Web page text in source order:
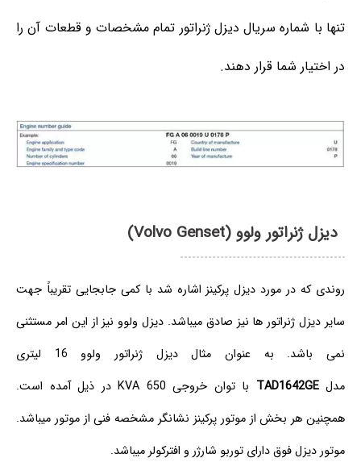
تنها با شماره سریال دیزل ژنراتور تمام مشخصات و قطعات آن را
در اختیار شما قرار دهند.
دیزل ژنراتور ولوو (Volvo Genset)
روندی که در مورد دیزل پرکینز اشاره شد با کمی جابجایی تقریباً جهت
سایر دیزل ژنراتور ها نیز صادق میباشد. دیزل ولوو نیز از این امر مستثنی
نمی باشد. به عنوان مثال دیزل ژنراتور ولوو 16 لیتری
مدلTAD1642GE
با توان خروجی 650 KVA در ذیل آمده است.
همچنین هر بخش از موتور پرکینز نشانگر مشخصه فنی از موتور میباشد.
موتور دیزل فوق دارای توربو شارژر و افترکولر میباشد.